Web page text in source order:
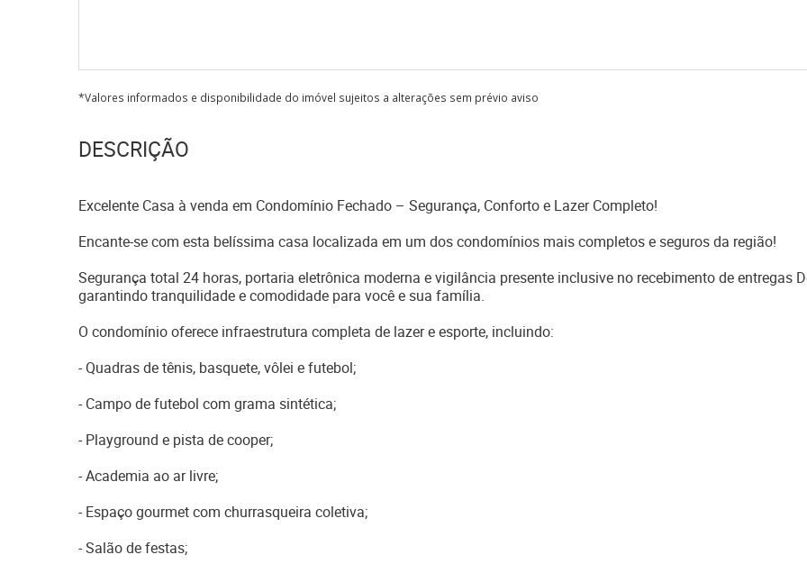
*Valores informados e disponibilidade do imóvel sujeitos a alterações sem prévio aviso
DESCRIÇÃO
Excelente Casa à venda em Condomínio Fechado – Segurança, Conforto e Lazer Completo!
Encante-se com esta belíssima casa localizada em um dos condomínios mais completos e seguros da região!
Segurança total 24 horas, portaria eletrônica moderna e vigilância presente inclusive no recebimento de entregas
garantindo tranquilidade e comodidade para você e sua família.
O condomínio oferece infraestrutura completa de lazer e esporte, incluindo:
- Quadras de tênis, basquete, vôlei e futebol;
- Campo de futebol com grama sintética;
- Playground e pista de cooper;
- Academia ao ar livre;
- Espaço gourmet com churrasqueira coletiva;
- Salão de festas;